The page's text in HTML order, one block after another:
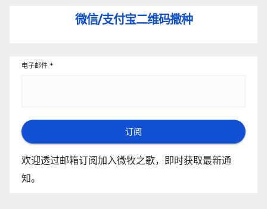
微信/支付宝二维码撒种
电子邮件 *
订阅
欢迎透过邮箱订阅加入微牧之歌，即时获取最新通
知。